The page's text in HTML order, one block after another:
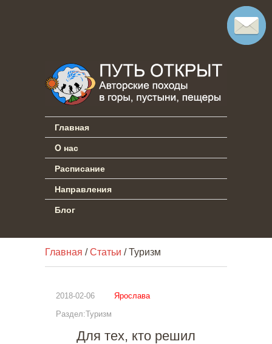
Главная
O нас
Расписание
Направления
Блог
Главная /Статьи / Туризм
2018-02-06
Ярослава
Раздел:Туризм
Для тех, кто решил